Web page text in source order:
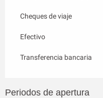
Cheques de viaje
Efectivo
Transferencia bancaria
Periodos de apertura